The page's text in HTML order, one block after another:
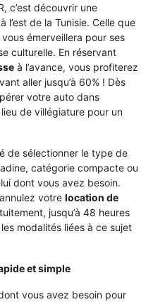
c’est découvrir une
l’est de la Tunisie. Celle que
vous émerveillera pour ses
culturelle. En réservant
à l’avance, vous profiterez
aller jusqu’à 60% ! Dès
votre auto dans
de villégiature pour un
de sélectionner le type de
catégorie compacte ou
dont vous avez besoin.
votre location de
jusqu’à 48 heures
modalités liées à ce sujet
et simple
vous avez besoin pour